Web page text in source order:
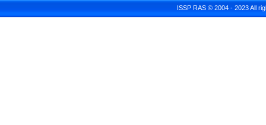
ISSP RAS © 2004 - 2023 All